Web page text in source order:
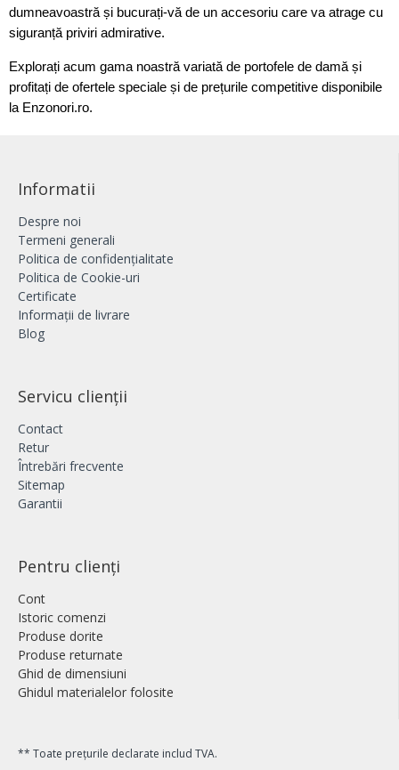
dumneavoastră și bucurați-vă de un accesoriu care va atrage cu
siguranță priviri admirative.
Explorați acum gama noastră variată de portofele de damă și
profitați de ofertele speciale și de prețurile competitive disponibile
la Enzonori.ro.
Informatii
Despre noi
Termeni generali
Politica de confidențialitate
Politica de Cookie-uri
Certificate
Informații de livrare
Blog
Servicu clienții
Contact
Retur
Întrebări frecvente
Sitemap
Garantii
Pentru clienți
Cont
Istoric comenzi
Produse dorite
Produse returnate
Ghid de dimensiuni
Ghidul materialelor folosite
** Toate prețurile declarate includ TVA.